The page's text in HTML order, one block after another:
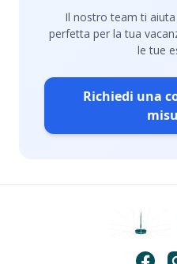
Il nostro team ti
perfetta per la tua
le tue
Richiedi una